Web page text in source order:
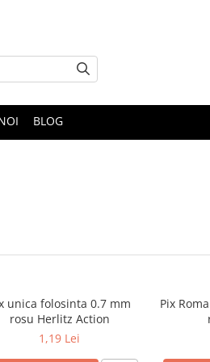
BLOG
unica folosinta 0.7 mm
rosu Herlitz Action
1,19 Lei
Pix